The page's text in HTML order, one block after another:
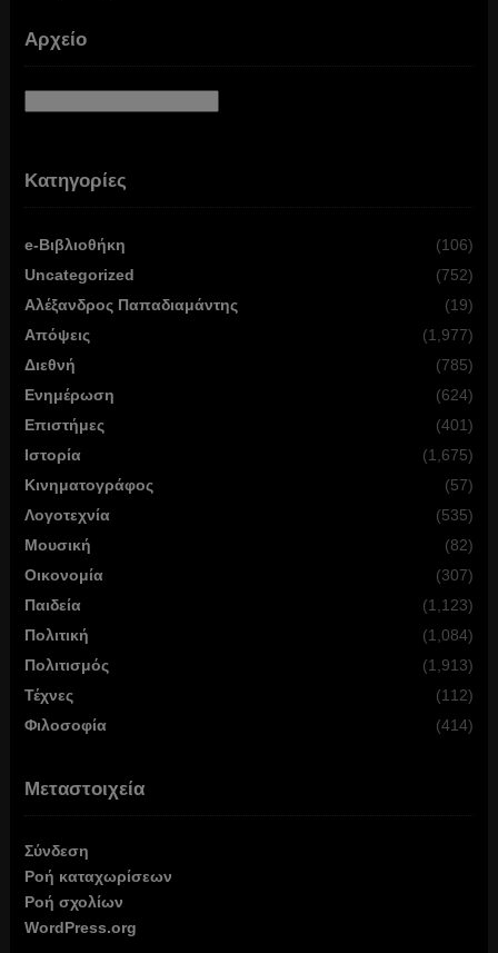
Αρχείο
Κατηγορίες
e-Βιβλιοθήκη
(106)
Uncategorized
(752)
Αλέξανδρος Παπαδιαμάντης
(19)
Απόψεις
(1,977)
Διεθνή
(785)
Ενημέρωση
(624)
Επιστήμες
(401)
Ιστορία
(1,675)
Κινηματογράφος
(57)
Λογοτεχνία
(535)
Μουσική
(82)
Οικονομία
(307)
Παιδεία
(1,123)
Πολιτική
(1,084)
Πολιτισμός
(1,913)
Τέχνες
(112)
Φιλοσοφία
(414)
Μεταστοιχεία
Σύνδεση
Ροή καταχωρίσεων
Ροή σχολίων
WordPress.org